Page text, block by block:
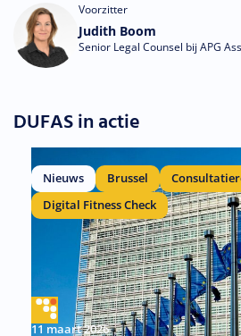
Voorzitter
Judith Boom
Senior Legal Counsel bij APG
DUFAS in actie
Nieuws Brussel
Digital Fitness Check
11 maart 2026